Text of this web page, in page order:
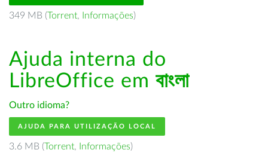
349 MB (Torrent, Informações)
Ajuda interna do
LibreOffice em বাংলা
Outro idioma?
AJUDA PARA UTILIZAÇÃO LOCAL
3.6 MB (Torrent, Informações)